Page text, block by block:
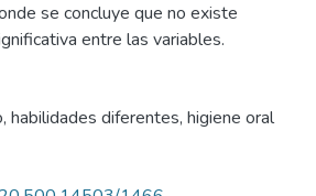
se concluye que no existe
entre las variables.
, habilidades diferentes, higiene oral